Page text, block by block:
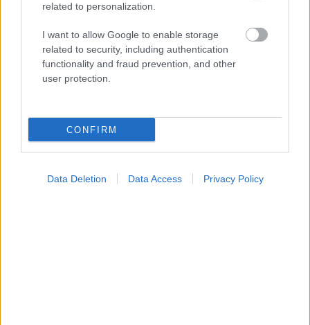
related to personalization.
I want to allow Google to enable storage
related to security, including authentication
functionality and fraud prevention, and other
user protection.
CONFIRM
Data Deletion Data Access Privacy Policy